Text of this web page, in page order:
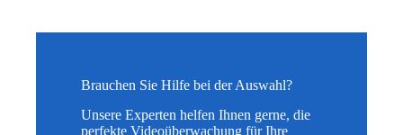
Brauchen Sie Hilfe bei der Auswahl?
Unsere Experten helfen Ihnen gerne, die
perfekte Videoüberwachung für Ihre